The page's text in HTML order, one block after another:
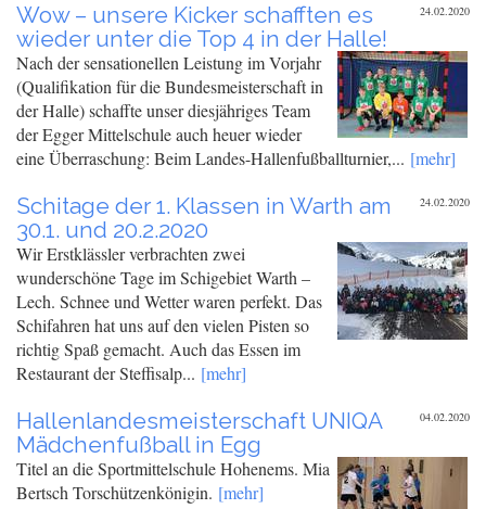
24.02.2020
Wow – unsere Kicker schafften es
wieder unter die Top 4 in der Halle!
Nach der sensationellen Leistung im Vorjahr
(Qualifikation für die Bundesmeisterschaft in
der Halle) schaffte unser diesjähriges Team
der Egger Mittelschule auch heuer wieder
eine Überraschung: Beim Landes-Hallenfußballturnier,... [mehr]
24.02.2020
Schitage der 1. Klassen in Warth am
30.1. und 20.2.2020
Wir Erstklässler verbrachten zwei
wunderschöne Tage im Schigebiet Warth –
Lech. Schnee und Wetter waren perfekt. Das
Schifahren hat uns auf den vielen Pisten so
richtig Spaß gemacht. Auch das Essen im
Restaurant der Steffisalp... [mehr]
04.02.2020
Hallenlandesmeisterschaft UNIQA
Mädchenfußball in Egg
Titel an die Sportmittelschule Hohenems. Mia
Bertsch Torschützenkönigin. [mehr]